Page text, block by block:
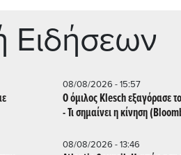
Ειδήσεων
08/08/2026 - 15:57
Ο όμιλος Klesch εξαγόρασε
- Τι σημαίνει η κίνηση
08/08/2026 - 13:46